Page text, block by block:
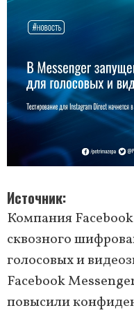
Источник
Компания
сквозного
голосовых и
Facebook
повысили